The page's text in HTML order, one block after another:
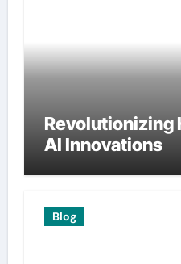
Revolutionizing
AI Innovations
Blog